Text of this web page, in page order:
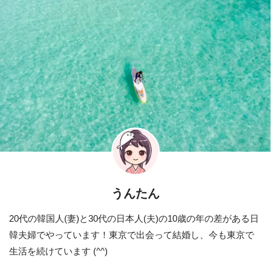
うんたん
20代の韓国人(妻)と30代の日本人(夫)の10歳の年の差がある日
韓夫婦でやっています！東京で出会って結婚し、今も東京で
生活を続けています (^^)